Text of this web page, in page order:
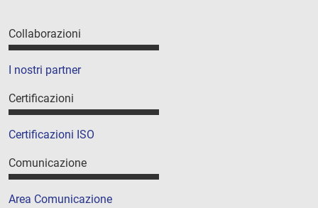
Collaborazioni
I nostri partner
Certificazioni
Certificazioni ISO
Comunicazione
Area Comunicazione